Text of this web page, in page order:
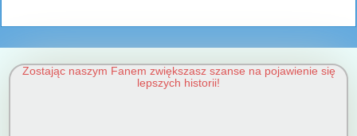
Zostając naszym Fanem zwiększasz szanse na pojawienie się
lepszych historii!